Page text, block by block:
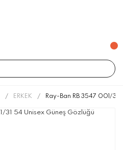
ERKEK Ray-Ban RB 3547 001/31